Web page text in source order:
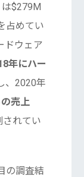
$279M
占めてい
ドウェア
年にハー
、2020年
売上
れてい
の調査結